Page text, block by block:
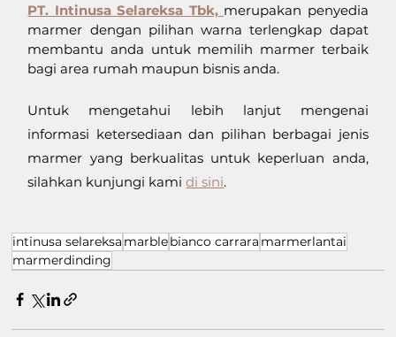
PT. Intinusa Selareksa Tbk, merupakan penyedia
marmer dengan pilihan warna terlengkap dapat
membantu anda untuk memilih marmer terbaik
bagi area rumah maupun bisnis anda.
Untuk mengetahui lebih lanjut mengenai
informasi ketersediaan dan pilihan berbagai jenis
marmer yang berkualitas untuk keperluan anda,
silahkan kunjungi kami di sini.
intinusa selareksa marblebianco carrara marmerlantai
marmerdinding